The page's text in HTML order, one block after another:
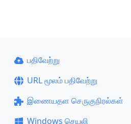
பதிவேற்று
URL மூலம் பதிவேற்று
இணையதள செருகுநிரல்கள்
Windows செயலி